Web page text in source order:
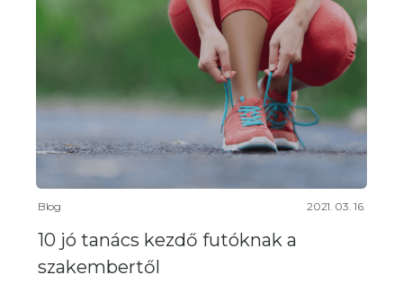
Blog 2021. 03. 16.
10 jó tanács kezdő futóknak a
szakembertől